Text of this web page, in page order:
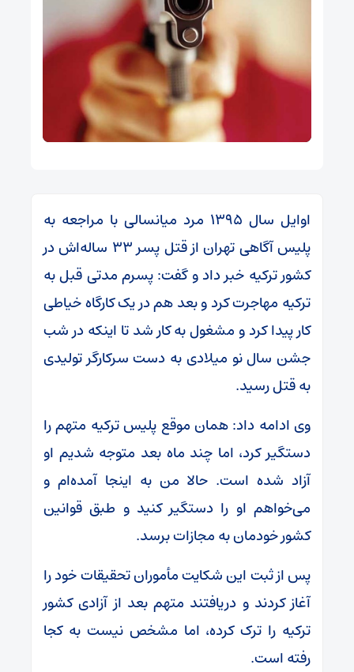
اوایل سال ۱۳۹۵ مرد میانسالی با مراجعه به
پلیس آگاهی تهران از قتل پسر ۳۳ ساله‌اش در
کشور ترکیه خبر داد و گفت: پسرم مدتی قبل به
ترکیه مهاجرت کرد و بعد هم در یک کارگاه خیاطی
کار پیدا کرد و مشغول به کار شد تا اینکه در شب
جشن سال نو میلادی به دست سرکارگر تولیدی
به قتل رسید.
وی ادامه داد: همان موقع پلیس ترکیه متهم را
دستگیر کرد، اما چند ماه بعد متوجه شدیم او
آزاد شده است. حالا من به اینجا آمده‌ام و
می‌خواهم او را دستگیر کنید و طبق قوانین
کشور خودمان به مجازات برسد.
پس از ثبت این شکایت مأموران تحقیقات خود را
آغاز کردند و دریافتند متهم بعد از آزادی کشور
ترکیه را ترک کرده، اما مشخص نیست به کجا
رفته است.